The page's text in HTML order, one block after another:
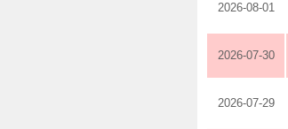
2026-08-01
2026-07-30
2026-07-29